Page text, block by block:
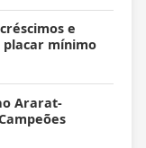
e
placar mínimo
Ararat-